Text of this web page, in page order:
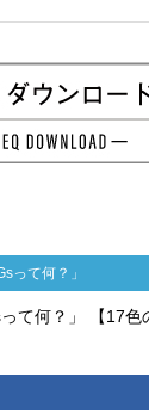
って何？」
て何？」 【17色